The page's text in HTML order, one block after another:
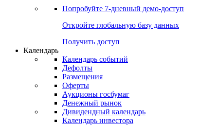
Попробуйте 7-дневный демо-доступ
Откройте глобальную базу данных
Получить доступ
Календарь
Календарь событий
Дефолты
Размещения
Оферты
Аукционы госбумаг
Денежный рынок
Дивидендный календарь
Календарь инвестора